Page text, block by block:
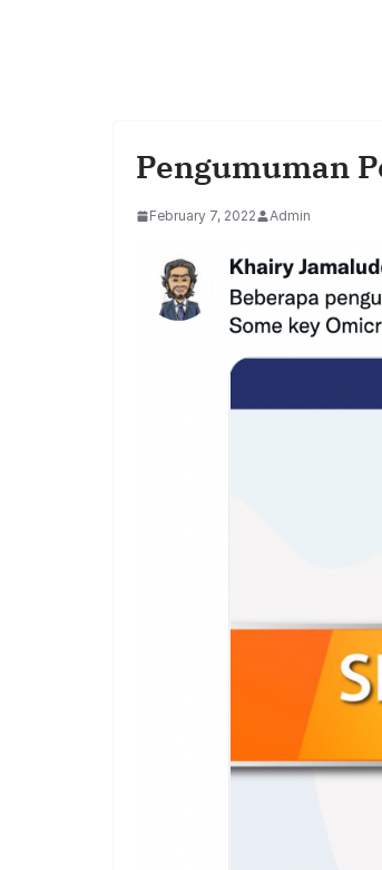
Pengumuman
February 7, 2022 Admin